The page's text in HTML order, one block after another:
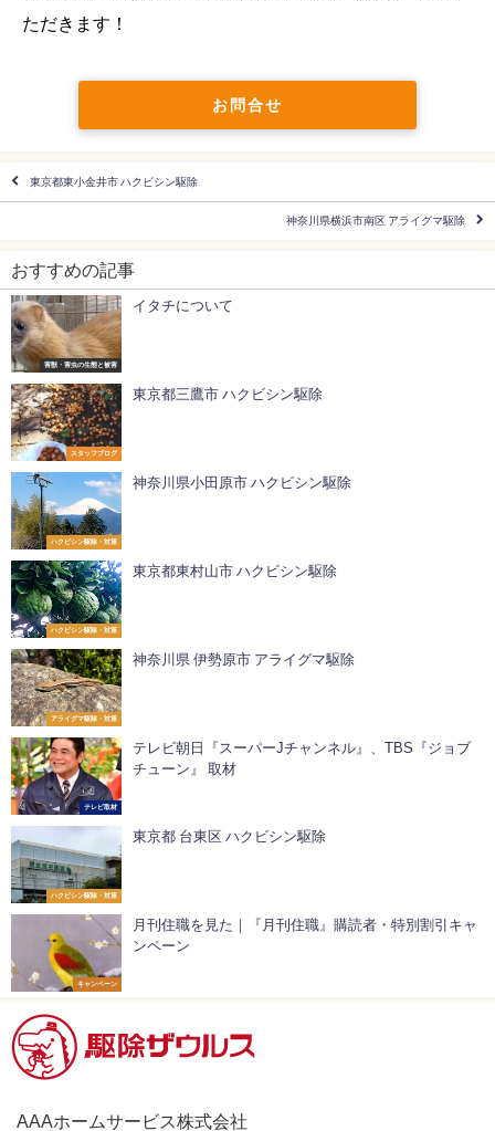
ただきます！
お問合せ
東京都東小金井市 ハクビシン駆除
神奈川県横浜市南区 アライグマ駆除
おすすめの記事
害獣・害虫の生態と被害
イタチについて
スタッフブログ
東京都三鷹市 ハクビシン駆除
ハクビシン駆除・対策
神奈川県小田原市 ハクビシン駆除
ハクビシン駆除・対策
東京都東村山市 ハクビシン駆除
アライグマ駆除・対策
神奈川県 伊勢原市 アライグマ駆除
テレビ取材
テレビ朝日『スーパーJチャンネル』、TBS『ジョブ
チューン』 取材
ハクビシン駆除・対策
東京都 台東区 ハクビシン駆除
キャンペーン
月刊住職を見た｜『月刊住職』購読者・特別割引キャ
ンペーン
AAAホームサービス株式会社